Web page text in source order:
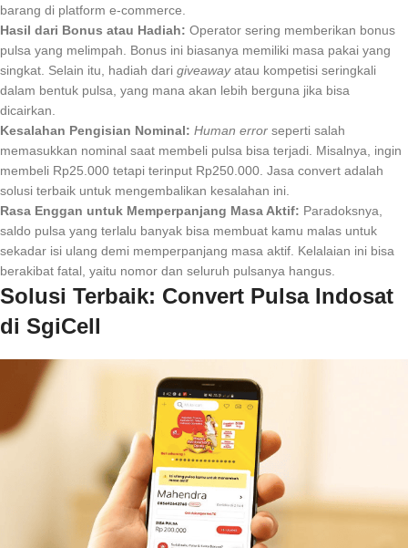
barang di platform e-commerce.
Hasil dari Bonus atau Hadiah: Operator sering memberikan bonus
pulsa yang melimpah. Bonus ini biasanya memiliki masa pakai yang
singkat. Selain itu, hadiah dari giveawayatau kompetisi seringkali
dalam bentuk pulsa, yang mana akan lebih berguna jika bisa
dicairkan.
Kesalahan Pengisian Nominal: Human error seperti salah
memasukkan nominal saat membeli pulsa bisa terjadi. Misalnya, ingin
membeli Rp25.000 tetapi terinput Rp250.000. Jasa convert adalah
solusi terbaik untuk mengembalikan kesalahan ini.
Rasa Enggan untuk Memperpanjang Masa Aktif: Paradoksnya,
saldo pulsa yang terlalu banyak bisa membuat kamu malas untuk
sekadar isi ulang demi memperpanjang masa aktif. Kelalaian ini bisa
berakibat fatal, yaitu nomor dan seluruh pulsanya hangus.
Solusi Terbaik: Convert Pulsa Indosat
di SgiCell